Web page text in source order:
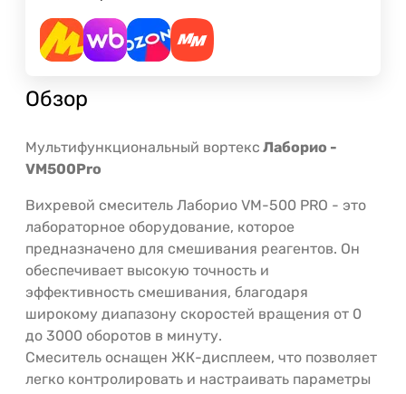
Обзор
Мультифункциональный вортекс Лаборио -
VM500Pro
Вихревой смеситель Лаборио VM-500 PRO - это
лабораторное оборудование, которое
предназначено для смешивания реагентов. Он
обеспечивает высокую точность и
эффективность смешивания, благодаря
широкому диапазону скоростей вращения от 0
до 3000 оборотов в минуту.
Смеситель оснащен ЖК-дисплеем, что позволяет
легко контролировать и настраивать параметры